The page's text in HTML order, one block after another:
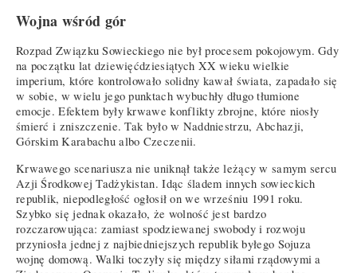
Wojna wśród gór
Rozpad Związku Sowieckiego nie był procesem pokojowym. Gdy
na początku lat dziewięćdziesiątych XX wieku wielkie
imperium, które kontrolowało solidny kawał świata, zapadało się
w sobie, w wielu jego punktach wybuchły długo tłumione
emocje. Efektem były krwawe konflikty zbrojne, które niosły
śmierć i zniszczenie. Tak było w Naddniestrzu, Abchazji,
Górskim Karabachu albo Czeczenii.
Krwawego scenariusza nie uniknął także leżący w samym sercu
Azji Środkowej Tadżykistan. Idąc śladem innych sowieckich
republik, niepodległość ogłosił on we wrześniu 1991 roku.
Szybko się jednak okazało, że wolność jest bardzo
rozczarowująca: zamiast spodziewanej swobody i rozwoju
przyniosła jednej z najbiedniejszych republik byłego Sojuza
wojnę domową. Walki toczyły się między siłami rządowymi a